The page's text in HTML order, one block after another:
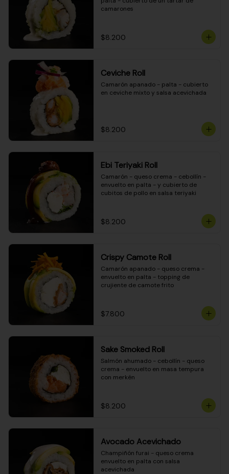
camarones
$8.200
Ceviche Roll
Camarón apanado - palta - cubierto
en ceviche mixto y salsa acevichada
$8.200
Ebi Teriyaki Roll
Camarón - queso crema - cebollín -
envuelto en palta - y cubierto de
cubitos de pollo en salsa teriyaki
$8.200
Crispy Camote Roll
Camarón apanado - queso crema -
envuelto en palta - topping de
crujiente de camote frito
$7.800
Sake Smoked Roll
Salmón ahumado - cebollín - queso
crema - envuelto en masa tempura
con merkén
$8.200
Avocado Acevichado
Champiñón furai - queso crema
envuelto en palta con salsa
acevichada